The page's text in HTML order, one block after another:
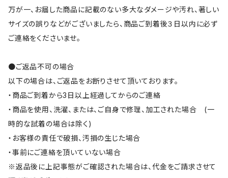
万が一、お届した商品に記載のない多大なダメージや汚れ、著しい
サイズの誤りなどがございましたら、商品ご到着後３日以内に必ず
ご連絡をくださいませ。
●ご返品不可の場合
以下の場合は、ご返品をお断りさせて頂いております。
・商品ご到着から3日以上経過してからのご連絡
・商品を使用、洗濯、または、ご自身で修理、加工された場合 (一
時的な試着の場合は除く)
・お客様の責任で破損、汚損の生じた場合
・事前にご連絡を頂いていない場合
※返品後に上記事態がご確認された場合は、代金をご請求させて